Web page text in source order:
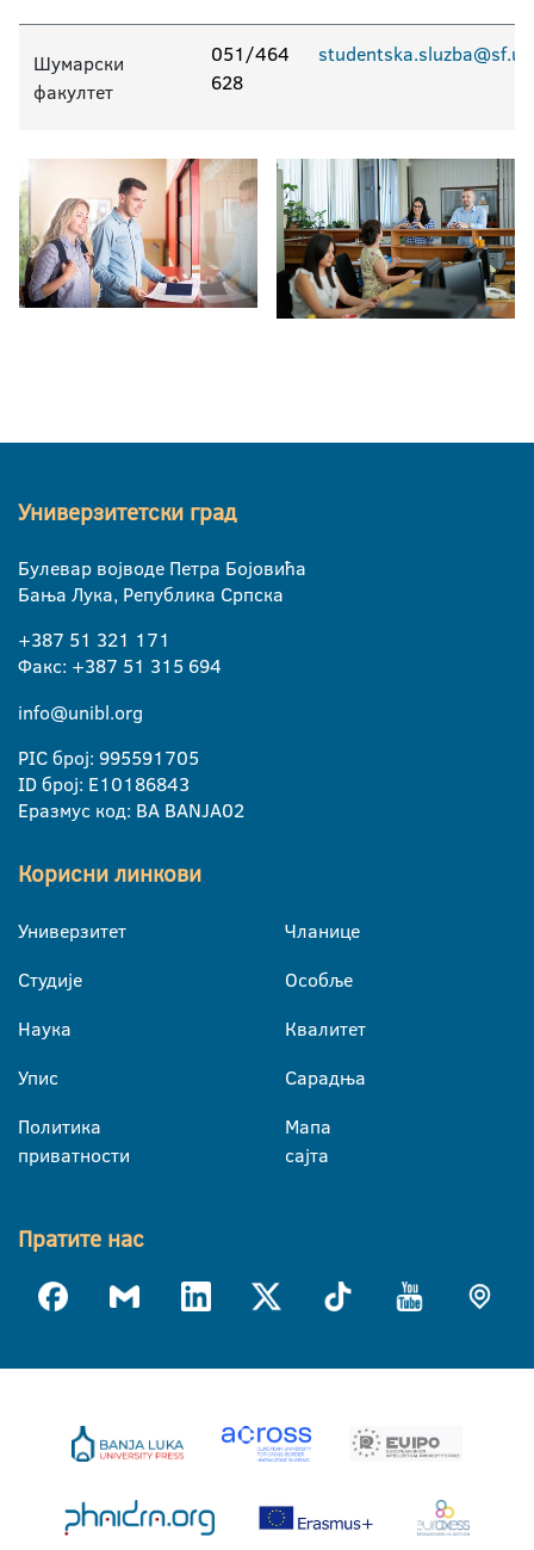
Шумарски
факултет
051/464
628
Универзитетски град
Булевар војводе Петра Бојовића
Бања Лука, Република Српска
+387 51 321 171
Факс: +387 51 315 694
info@unibl.org
PIC број: 995591705
ID број: E10186843
Еразмус код: BA BANJA02
Корисни линкови
Универзитет
Студије
Наука
Упис
Политика
приватности
Чланице
Особље
Квалитет
Сарадња
Мапа
сајта
Пратите нас